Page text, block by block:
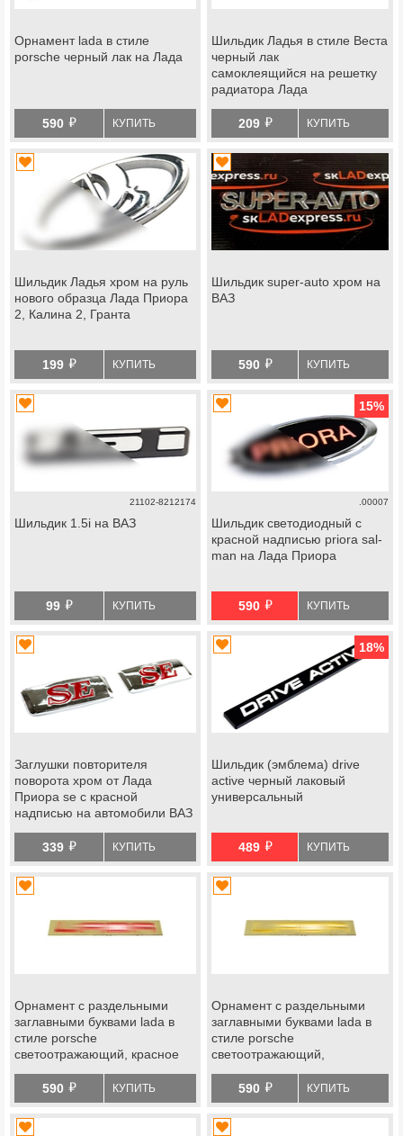
Орнамент lada в стиле
porsche черный лак на Лада
590 й КУПИТЬ
Шильдик Ладья в стиле Веста
черный лак
самоклеящийся на решетку
радиатора Лада
багажника Гранта, Калина 2
209 й КУПИТЬ
Шильдик Ладья хром на руль
нового образца Лада Приора
2, Калина 2, Гранта
199 й КУПИТЬ
Шильдик super-auto хром на
ВАЗ
590 й КУПИТЬ
21102-8212174
Шильдик 1.5i на ВАЗ
99 й КУПИТЬ
15%
.00007
Шильдик светодиодный с
красной надписью priora sal-
man на Лада Приора
590 й КУПИТЬ
Заглушки повторителя
поворота хром от Лада
Приора se с красной
надписью на автомобили ВАЗ
339 й КУПИТЬ
18%
Шильдик (эмблема) drive
active черный лаковый
универсальный
489 й КУПИТЬ
Орнамент с раздельными
заглавными буквами lada в
стиле porsche
светоотражающий, красное
590 й КУПИТЬ
Орнамент с раздельными
заглавными буквами lada в
стиле porsche
светоотражающий,
590 й КУПИТЬ